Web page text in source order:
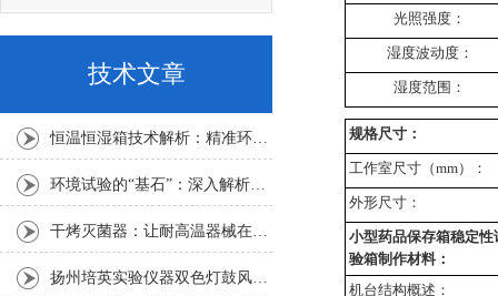
光照强度：
湿度波动度：
湿度范围：
规格尺寸：
工作室尺寸（mm）：
外形尺寸：
小型药品保存箱稳定性
验箱制作材料：
机台结构概述：
技术文章
恒温恒湿箱技术解析：精准环境模拟的核心力量
环境试验的“基石”：深入解析恒温恒湿箱的核心技术与选型策略
干烤灭菌器：让耐高温器械在无水高温中重获无菌新生
扬州培英实验仪器双色灯鼓风干燥箱